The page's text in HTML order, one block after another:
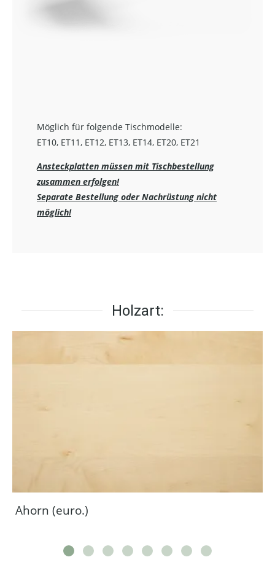
Möglich für folgende Tischmodelle:
ET10, ET11, ET12, ET13, ET14, ET20, ET21
Ansteckplatten müssen mit Tischbestellung
zusammen erfolgen!
Separate Bestellung oder Nachrüstung nicht
möglich!
Holzart:
Ahorn (euro.)